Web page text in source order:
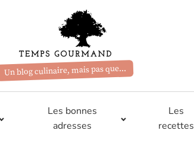
Un blog culinaire, mais pas que...
Les bonnes
adresses
Les
recettes